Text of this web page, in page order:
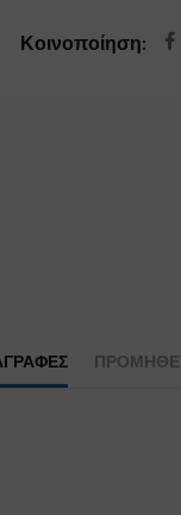
Κοινοποίηση: